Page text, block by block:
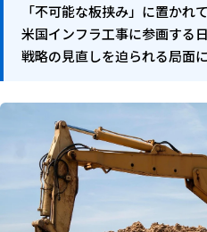
「不可能な板挟み」に置かれ
米国インフラ工事に参画する
戦略の見直しを迫られる局面